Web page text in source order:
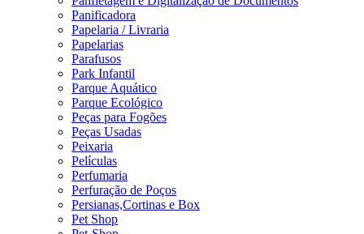
Panificadora
Papelaria / Livraria
Papelarias
Parafusos
Park Infantil
Parque Aquático
Parque Ecológico
Peças para Fogões
Peças Usadas
Peixaria
Películas
Perfumaria
Perfuração de Poços
Persianas,Cortinas e Box
Pet Shop